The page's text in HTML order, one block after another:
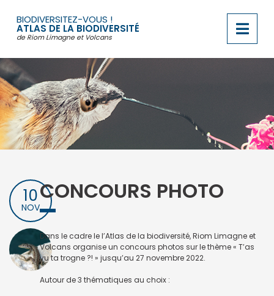
contenu
BIODIVERSITEZ-VOUS !
ATLAS DE LA BIODIVERSITÉ
de Riom Limagne et Volcans
10
NOV
CONCOURS PHOTO
Dans le cadre le l’Atlas de la biodiversité, Riom Limagne et
Volcans organise un concours photos sur le thème « T’as
vu ta trogne ?! » jusqu’au 27 novembre 2022.
Autour de 3 thématiques au choix :